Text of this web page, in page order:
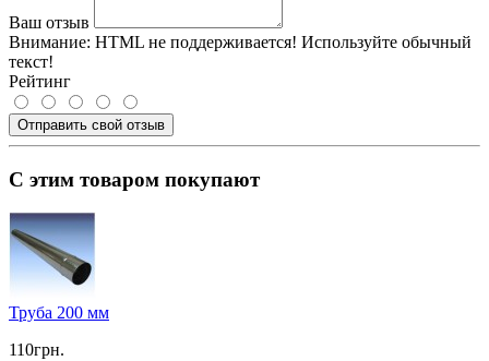
Ваш отзыв
Внимание: HTML не поддерживается! Используйте обычный
текст!
Рейтинг
Отправить свой отзыв
С этим товаром покупают
Труба 200 мм
110грн.